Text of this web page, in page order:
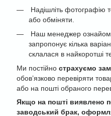
Надішліть фотографію
або обміняти.
Наш менеджер
запропонує кілька
склалася в найкоротші
Ми постійно страхуємо
обов’язково перевіряти
або на пошті обраного
Якщо на пошті виявлено
заводський брак,